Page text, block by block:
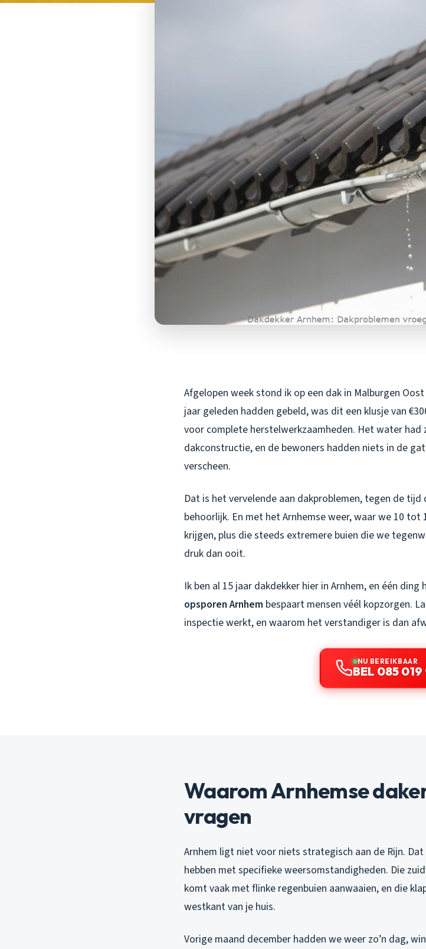
Afgelopen week stond ik op een dak in Malburgen
jaar geleden hadden gebeld, was dit een klusje van
voor complete herstelwerkzaamheden. Het water
dakconstructie, en de bewoners hadden niets in de
verscheen.
Dat is het vervelende aan dakproblemen, tegen de
behoorlijk. En met het Arnhemse weer, waar we 10
krijgen, plus die steeds extremere buien die we
druk dan ooit.
Ik ben al 15 jaar dakdekker hier in Arnhem, en één ding
opsporen Arnhem bespaart mensen véél kopzorgen.
inspectie werkt, en waarom het verstandiger is dan
NU BEREIKBAAR
BEL 085
Waarom Arnhemse
vragen
Arnhem ligt niet voor niets strategisch aan de Rijn.
hebben met specifieke weersomstandigheden. Die
komt vaak met flinke regenbuien aanwaaien, en die
westkant van je huis.
Vorige maand december hadden we weer zo’n dag,